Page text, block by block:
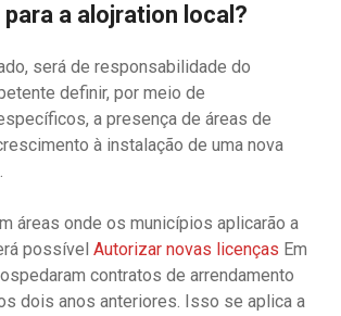
a alojration local?
será de responsabilidade do
definir, por meio de
a presença de áreas de
à instalação de uma nova
áreas onde os municípios aplicarão a
possível Autorizar novas licenças Em
contratos de arrendamento
dois anos anteriores. Isso se aplica a